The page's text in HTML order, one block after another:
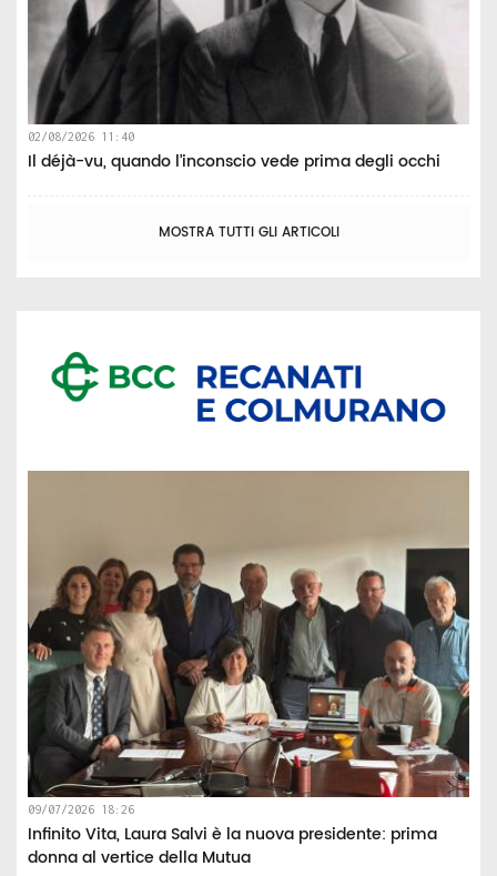
02/08/2026 11:40
Il déjà-vu, quando l’inconscio vede prima degli occhi
MOSTRA TUTTI GLI ARTICOLI
09/07/2026 18:26
Infinito Vita, Laura Salvi è la nuova presidente: prima
donna al vertice della Mutua